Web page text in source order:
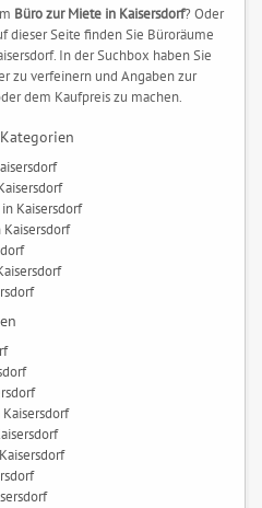
Büro zur Miete in Kaisersdorf? Oder
dieser Seite finden Sie Büroräume
In der Suchbox haben Sie
zu verfeinern und Angaben zur
dem Kaufpreis zu machen.
Kaisersdorf